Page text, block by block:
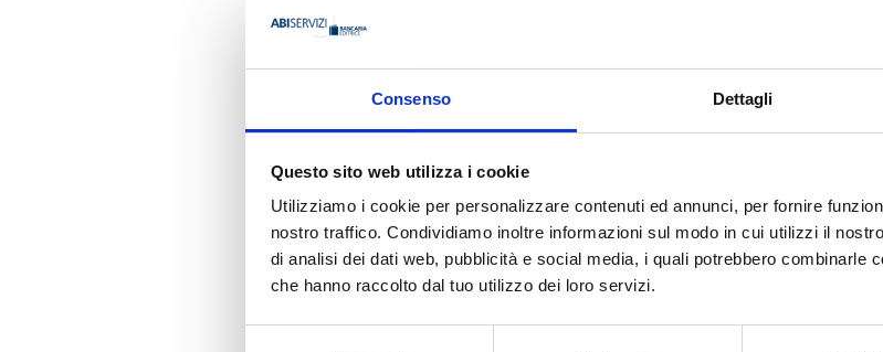
Consenso Dettagli
Questo sito web utilizza i cookie
Utilizziamo i cookie per personalizzare contenuti ed annunci, per fornire
nostro traffico. Condividiamo inoltre informazioni sul modo in cui utilizzi il
di analisi dei dati web, pubblicità e social media, i quali potrebbero combinarle
che hanno raccolto dal tuo utilizzo dei loro servizi.
Ha pubblicato con noi